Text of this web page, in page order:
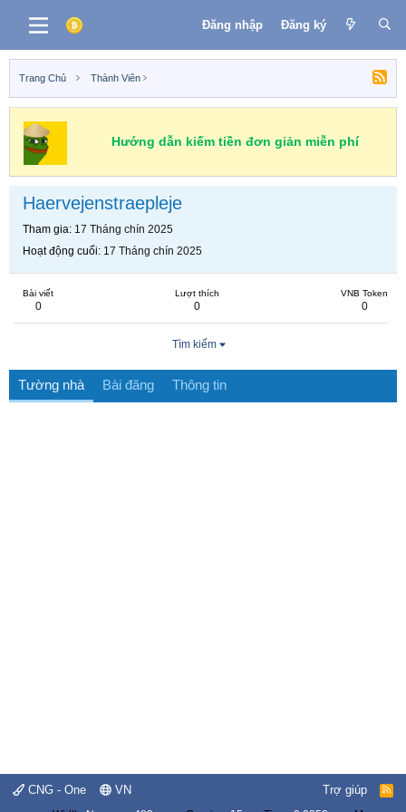
Đăng nhập Đăng ký
Trang Chủ Thành Viên
Hướng dẫn kiếm tiền đơn giản miễn phí
Haervejenstraepleje
Tham gia 17 Tháng chín 2025
Hoạt động cuối 17 Tháng chín 2025
Bài viết
0
Lượt thích
0
VNB Token
0
Tìm kiếm
Tường nhà Bài đăng Thông tin
CNG - One VN Trợ giúp
R